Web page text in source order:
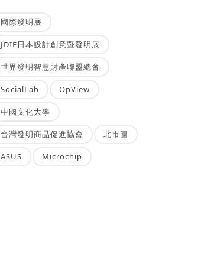
國際發明展
JDIE日本設計創意暨發明展
世界發明智慧財產聯盟總會
SocialLab OpView
中國文化大學
台灣發明商品促進協會 北市圖
ASUS Microchip